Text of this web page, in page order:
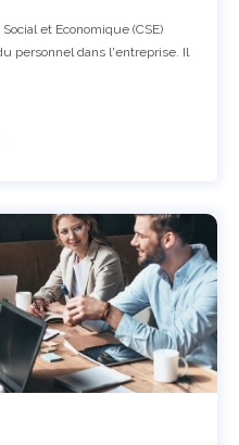
et Economique (CSE)
personnel dans l'entreprise. Il